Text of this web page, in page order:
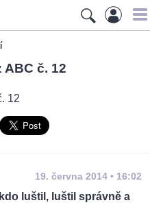
č. 12
19. června 2014 • 16:02
luštil, luštil správně a